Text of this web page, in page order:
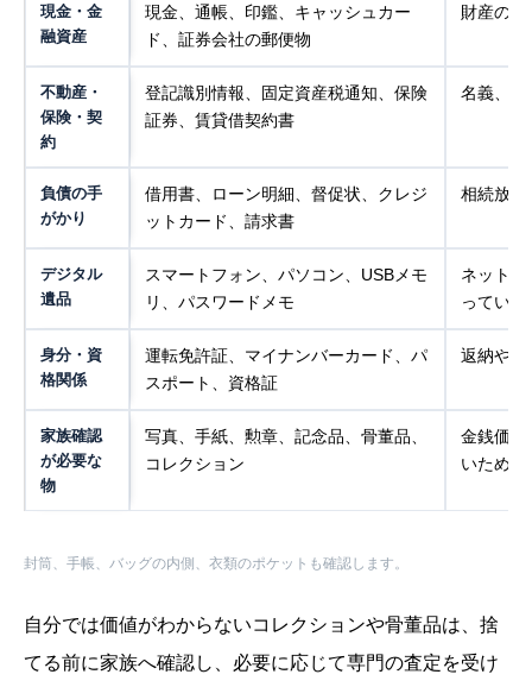
現金・金
融資産
現金、通帳、印鑑、キャッシュカー
ド、証券会社の郵便物
財産の
不動産・
保険・契
約
登記識別情報、固定資産税通知、保険
証券、賃貸借契約書
名義、契
負債の手
がかり
借用書、ローン明細、督促状、クレジ
ットカード、請求書
相続放棄
デジタル
遺品
スマートフォン、パソコン、USBメモ
リ、パスワードメモ
ネット
ってい
身分・資
格関係
運転免許証、マイナンバーカード、パ
スポート、資格証
返納や失
家族確認
が必要な
物
写真、手紙、勲章、記念品、骨董品、
コレクション
金銭価値
いため
封筒、手帳、バッグの内側、衣類のポケットも確認します。
自分では価値がわからないコレクションや骨董品は、捨
てる前に家族へ確認し、必要に応じて専門の査定を受け